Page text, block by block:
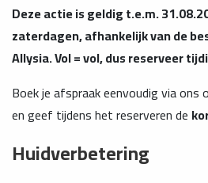
Deze actie is geldig t.e.m.
zaterdagen, afhankelijk van de
Allysia. Vol = vol, dus reserveer
Boek je afspraak eenvoudig via
en geef tijdens het reserveren de
Huidverbetering